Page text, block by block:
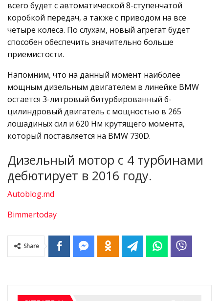
всего будет с автоматической 8-ступенчатой
коробкой передач, а также с приводом на все
четыре колеса. По слухам, новый агрегат будет
способен обеспечить значительно больше
приемистости.
Напомним, что на данный момент наиболее
мощным дизельным двигателем в линейке BMW
остается 3-литровый битурбированный 6-
цилиндровый двигатель с мощностью в 265
лошадиных сил и 620 Нм крутящего момента,
который поставляется на BMW 730D.
Дизельный мотор с 4 турбинами
дебютирует в 2016 году.
Autoblog.md
Bimmertoday
Share